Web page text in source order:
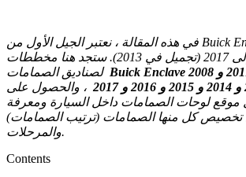
في هذه المقالة ، نعتبر الجيل الأول من Buick Enclave ، الذي تم
ستجد هنا مخططات
لصناديق الصمامات Buick Enclave 2008 و 2009 و 2010 و 2011 و
، والحصول على
لوحات الصمامات داخل السيارة ومعرفة
تخصيص كل منها الصمامات (ترتيب الصمامات)
والمرحلات.
Contents